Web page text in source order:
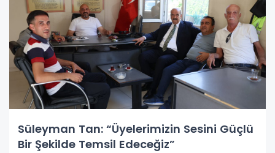
Süleyman Tan: “Üyelerimizin Sesini Güçlü
Bir Şekilde Temsil Edeceğiz”